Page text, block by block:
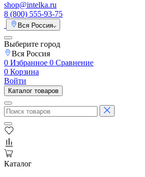
shop@intelka.ru
8 (800) 555-93-75
Вся Россия
Выберите город
Вся Россия
0 Избранное 0 Сравнение
0 Корзина
Войти
Каталог товаров
Каталог